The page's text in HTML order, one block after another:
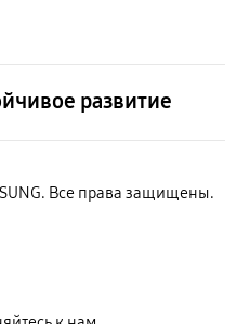
развитие
Все права защищены.